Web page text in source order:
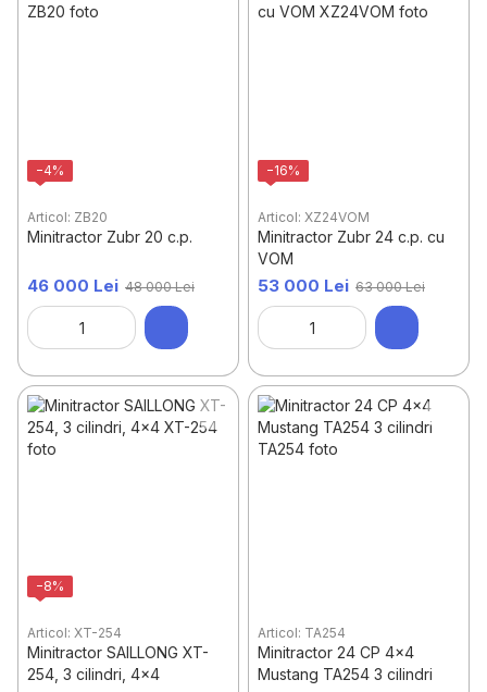
−4%
Articol: ZB20
Minitractor Zubr 20 c.p.
46 000 Lei 48 000 Lei
−16%
Articol: XZ24VOM
Minitractor Zubr 24 c.p. cu
VOM
53 000 Lei 63 000 Lei
−8%
Articol: XT-254
Minitractor SAILLONG XT-
254, 3 cilindri, 4x4
Articol: TA254
Minitractor 24 CP 4x4
Mustang TA254 3 cilindri